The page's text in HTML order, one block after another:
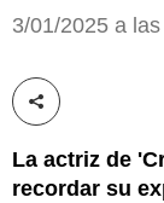
3/01/2025 a
Compartir esta
La actriz de
recordar su